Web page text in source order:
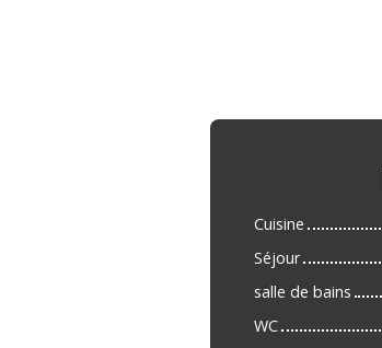
Cuisine
Séjour
salle de bains
WC